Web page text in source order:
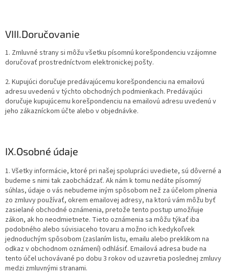
VIII.Doručovanie
1. Zmluvné strany si môžu všetku písomnú korešpondenciu vzájomne
doručovať prostredníctvom elektronickej pošty.
2. Kupujúci doručuje predávajúcemu korešpondenciu na emailovú
adresu uvedenú v týchto obchodných podmienkach. Predávajúci
doručuje kupujúcemu korešpondenciu na emailovú adresu uvedenú v
jeho zákazníckom účte alebo v objednávke.
IX.Osobné údaje
1. Všetky informácie, ktoré pri našej spolupráci uvediete, sú dôverné a
budeme s nimi tak zaobchádzať. Ak nám k tomu nedáte písomný
súhlas, údaje o vás nebudeme iným spôsobom než za účelom plnenia
zo zmluvy používať, okrem emailovej adresy, na ktorú vám môžu byť
zasielané obchodné oznámenia, pretože tento postup umožňuje
zákon, ak ho neodmietnete. Tieto oznámenia sa môžu týkať iba
podobného alebo súvisiaceho tovaru a možno ich kedykoľvek
jednoduchým spôsobom (zaslaním listu, emailu alebo preklikom na
odkaz v obchodnom oznámení) odhlásiť. Emailová adresa bude na
tento účel uchovávané po dobu 3 rokov od uzavretia poslednej zmluvy
medzi zmluvnými stranami.